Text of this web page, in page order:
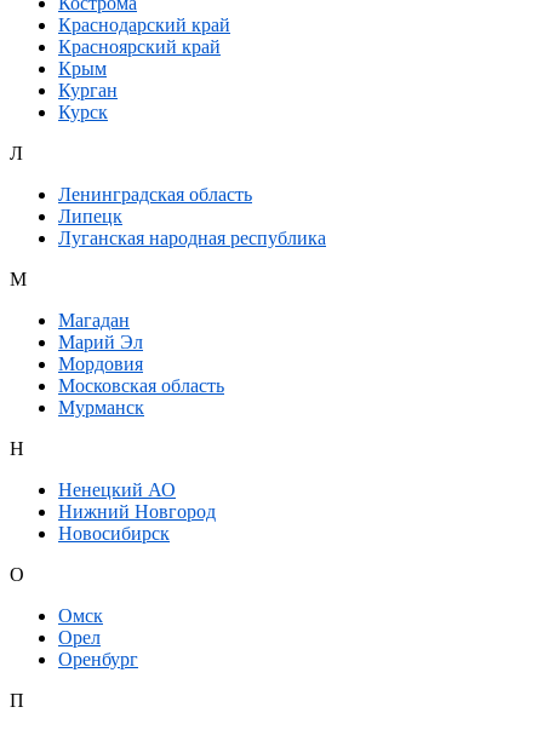
Краснодарский край
Красноярский край
Крым
Курган
Курск
Л
Ленинградская область
Липецк
Луганская народная республика
М
Магадан
Марий Эл
Мордовия
Московская область
Мурманск
Н
Ненецкий АО
Нижний Новгород
Новосибирск
О
Омск
Орел
Оренбург
П